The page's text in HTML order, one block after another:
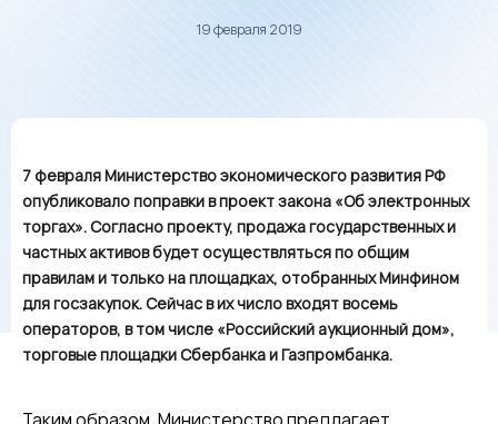
19 февраля 2019
7 февраля Министерство экономического развития РФ
опубликовало поправки в проект закона «Об электронных
торгах». Согласно проекту, продажа государственных и
частных активов будет осуществляться по общим
правилам и только на площадках, отобранных Минфином
для госзакупок. Сейчас в их число входят восемь
операторов, в том числе «Российский аукционный дом»,
торговые площадки Сбербанка и Газпромбанка.